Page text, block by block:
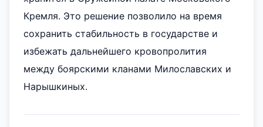
Кремля. Это решение позволило на время
сохранить стабильность в государстве и
избежать дальнейшего кровопролития
между боярскими кланами Милославских и
Нарышкиных.